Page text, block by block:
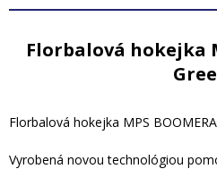
Florbalová hokejka
Florbalová hokejka MPS
Vyrobená novou technológiou